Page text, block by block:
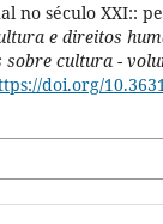
no século XXI::
e direitos
cultura -
doi.org/